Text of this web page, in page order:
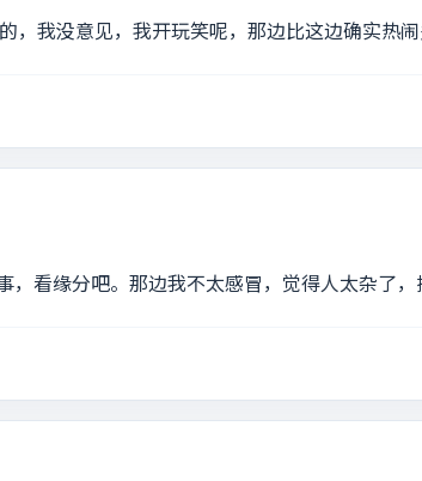
，我没意见，我开玩笑呢，那边比这边确实热
，看缘分吧。那边我不太感冒，觉得人太杂了，